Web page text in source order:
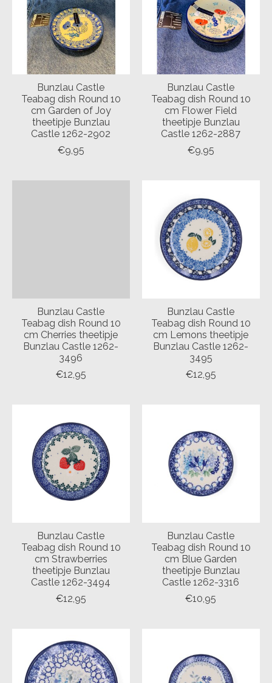
Bunzlau Castle
Teabag dish Round 10
cm Garden of Joy
theetipje Bunzlau
Castle 1262-2902
€9,95
Bunzlau Castle
Teabag dish Round 10
cm Flower Field
theetipje Bunzlau
Castle 1262-2887
€9,95
Bunzlau Castle
Teabag dish Round 10
cm Cherries theetipje
Bunzlau Castle 1262-
3496
€12,95
Bunzlau Castle
Teabag dish Round 10
cm Lemons theetipje
Bunzlau Castle 1262-
3495
€12,95
Bunzlau Castle
Teabag dish Round 10
cm Strawberries
theetipje Bunzlau
Castle 1262-3494
€12,95
Bunzlau Castle
Teabag dish Round 10
cm Blue Garden
theetipje Bunzlau
Castle 1262-3316
€10,95